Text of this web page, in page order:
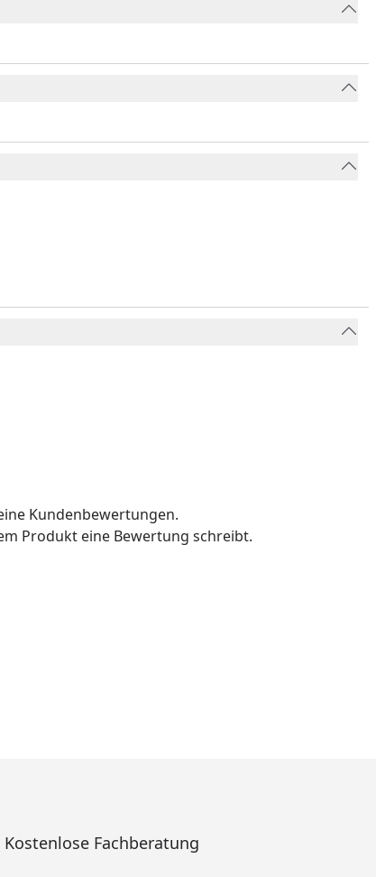
Kundenbewertungen.
Produkt eine Bewertung schreibt.
Kostenlose Fachberatung